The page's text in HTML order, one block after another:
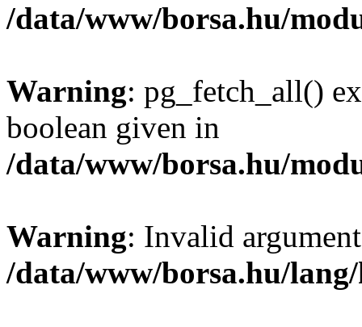
/data/www/borsa.hu/
Warning: pg_fetch_all()
boolean given in
/data/www/borsa.hu/
Warning: Invalid
/data/www/borsa.hu/